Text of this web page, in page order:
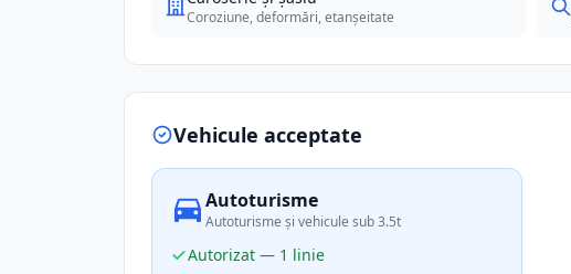
Coroziune, deformări, etanșeitate
Vehicule acceptate
Autoturisme
Autoturisme și vehicule sub 3.5t
Autorizat — 1 linie